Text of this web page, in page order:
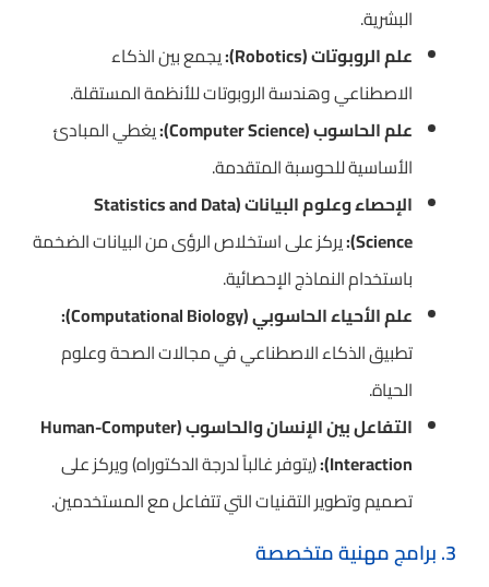
البشرية.
علم الروبوتات (Robotics):
يجمع بين الذكاء
الاصطناعي وهندسة الروبوتات للأنظمة المستقلة.
علم الحاسوب (Computer Science):
يغطي المبادئ
الأساسية للحوسبة المتقدمة.
الإحصاء وعلوم البيانات (Statistics and Data
Science): يركز على استخلاص الرؤى من البيانات الضخمة
باستخدام النماذج الإحصائية.
علم الأحياء الحاسوبي (Computational Biology):
تطبيق الذكاء الاصطناعي في مجالات الصحة وعلوم
الحياة.
التفاعل بين الإنسان والحاسوب (Human-Computer
Interaction): (يتوفر غالباً لدرجة الدكتوراه) ويركز على
تصميم وتطوير التقنيات التي تتفاعل مع المستخدمين.
3. برامج مهنية متخصصة